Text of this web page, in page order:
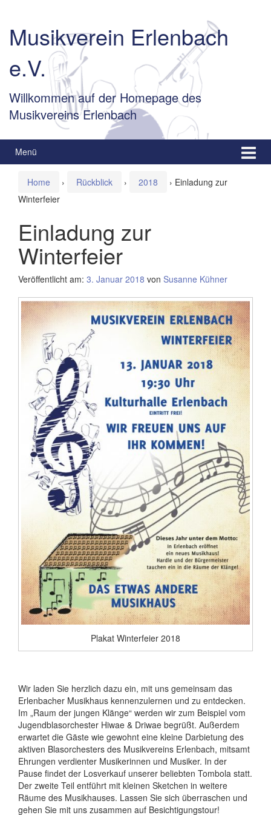
Inhalt
springen
Musikverein Erlenbach
e.V.
Willkommen auf der Homepage des
Musikvereins Erlenbach
Menü
Home › Rückblick › 2018 › Einladung zur
Winterfeier
Einladung zur
Winterfeier
Veröffentlicht am: 3. Januar 2018 von Susanne Kühner
Plakat Winterfeier 2018
Wir laden Sie herzlich dazu ein, mit uns gemeinsam das
Erlenbacher Musikhaus kennenzulernen und zu entdecken.
Im „Raum der jungen Klänge“ werden wir zum Beispiel vom
Jugendblasorchester Hiwae & Driwae begrüßt. Außerdem
erwartet die Gäste wie gewohnt eine kleine Darbietung des
aktiven Blasorchesters des Musikvereins Erlenbach, mitsamt
Ehrungen verdienter Musikerinnen und Musiker. In der
Pause findet der Losverkauf unserer beliebten Tombola statt.
Der zweite Teil entführt mit kleinen Sketchen in weitere
Räume des Musikhauses. Lassen Sie sich überraschen und
gehen Sie mit uns zusammen auf Besichtigungstour!